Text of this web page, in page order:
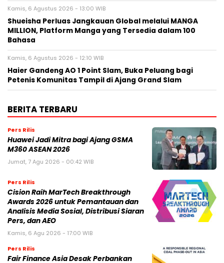
Kamis, 6 Agustus 2026 - 13:00 WIB
Shueisha Perluas Jangkauan Global melalui MANGA
MILLION, Platform Manga yang Tersedia dalam 100
Bahasa
Kamis, 6 Agustus 2026 - 12:10 WIB
Haier Gandeng AO 1 Point Slam, Buka Peluang bagi
Petenis Komunitas Tampil di Ajang Grand Slam
BERITA TERBARU
Pers Rilis
Huawei Jadi Mitra bagi Ajang GSMA
M360 ASEAN 2026
Jumat, 7 Agu 2026 - 00:42 WIB
Pers Rilis
Cision Raih MarTech Breakthrough
Awards 2026 untuk Pemantauan dan
Analisis Media Sosial, Distribusi Siaran
Pers, dan AEO
Kamis, 6 Agu 2026 - 17:00 WIB
Pers Rilis
Fair Finance Asia Desak Perbankan